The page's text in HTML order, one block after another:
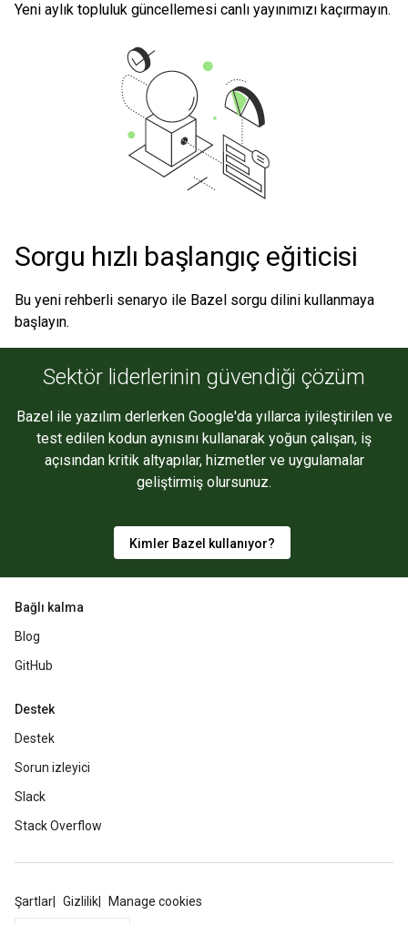
Yeni aylık topluluk güncellemesi canlı yayınımızı kaçırmayın.
Sorgu hızlı başlangıç eğiticisi
Bu yeni rehberli senaryo ile Bazel sorgu dilini kullanmaya
başlayın.
Sektör liderlerinin güvendiği çözüm
Bazel ile yazılım derlerken Google'da yıllarca iyileştirilen ve
test edilen kodun aynısını kullanarak yoğun çalışan, iş
açısından kritik altyapılar, hizmetler ve uygulamalar
geliştirmiş olursunuz.
Kimler Bazel kullanıyor?
Bağlı kalma
Blog
GitHub
Destek
Destek
Sorun izleyici
Slack
Stack Overflow
Şartlar Gizlilik Manage cookies